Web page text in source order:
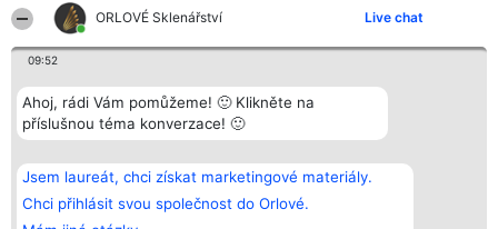
ORLOVÉ Sklenářství Live chat
09:52
Ahoj, rádi Vám pomůžeme! 🙂 Klikněte na
příslušnou téma konverzace! 🙂
Jsem laureát, chci získat marketingové materiály.
Chci přihlásit svou společnost do Orlové.
Bright Side Solutions sp. z o.
o. sp. k.
ul. Ruska 22
Wrocław 50-079
Vítězové
Seznam všech
laureátů
Zásady
Kontakt